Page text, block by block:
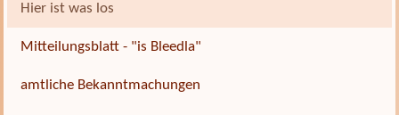
Hier ist was los
Mitteilungsblatt - "is Bleedla"
amtliche Bekanntmachungen